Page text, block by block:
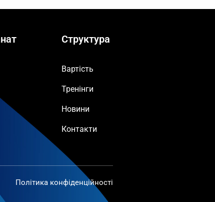
Структура
Вартість
Тренінги
Новини
Контакти
Політика конфіденційності